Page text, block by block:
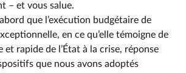
– et vous salue.
que l’exécution budgétaire de
en ce qu’elle témoigne de
et rapide de l’État à la crise, réponse
que nous avons adoptés